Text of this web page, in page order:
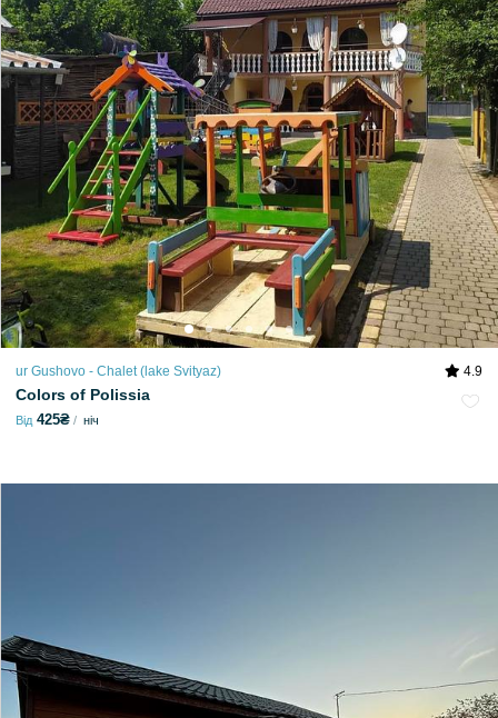
ur Gushovo - Chalet (lake Svіtyaz) 4.9
Colors of Polissia
Від 425₴ ніч